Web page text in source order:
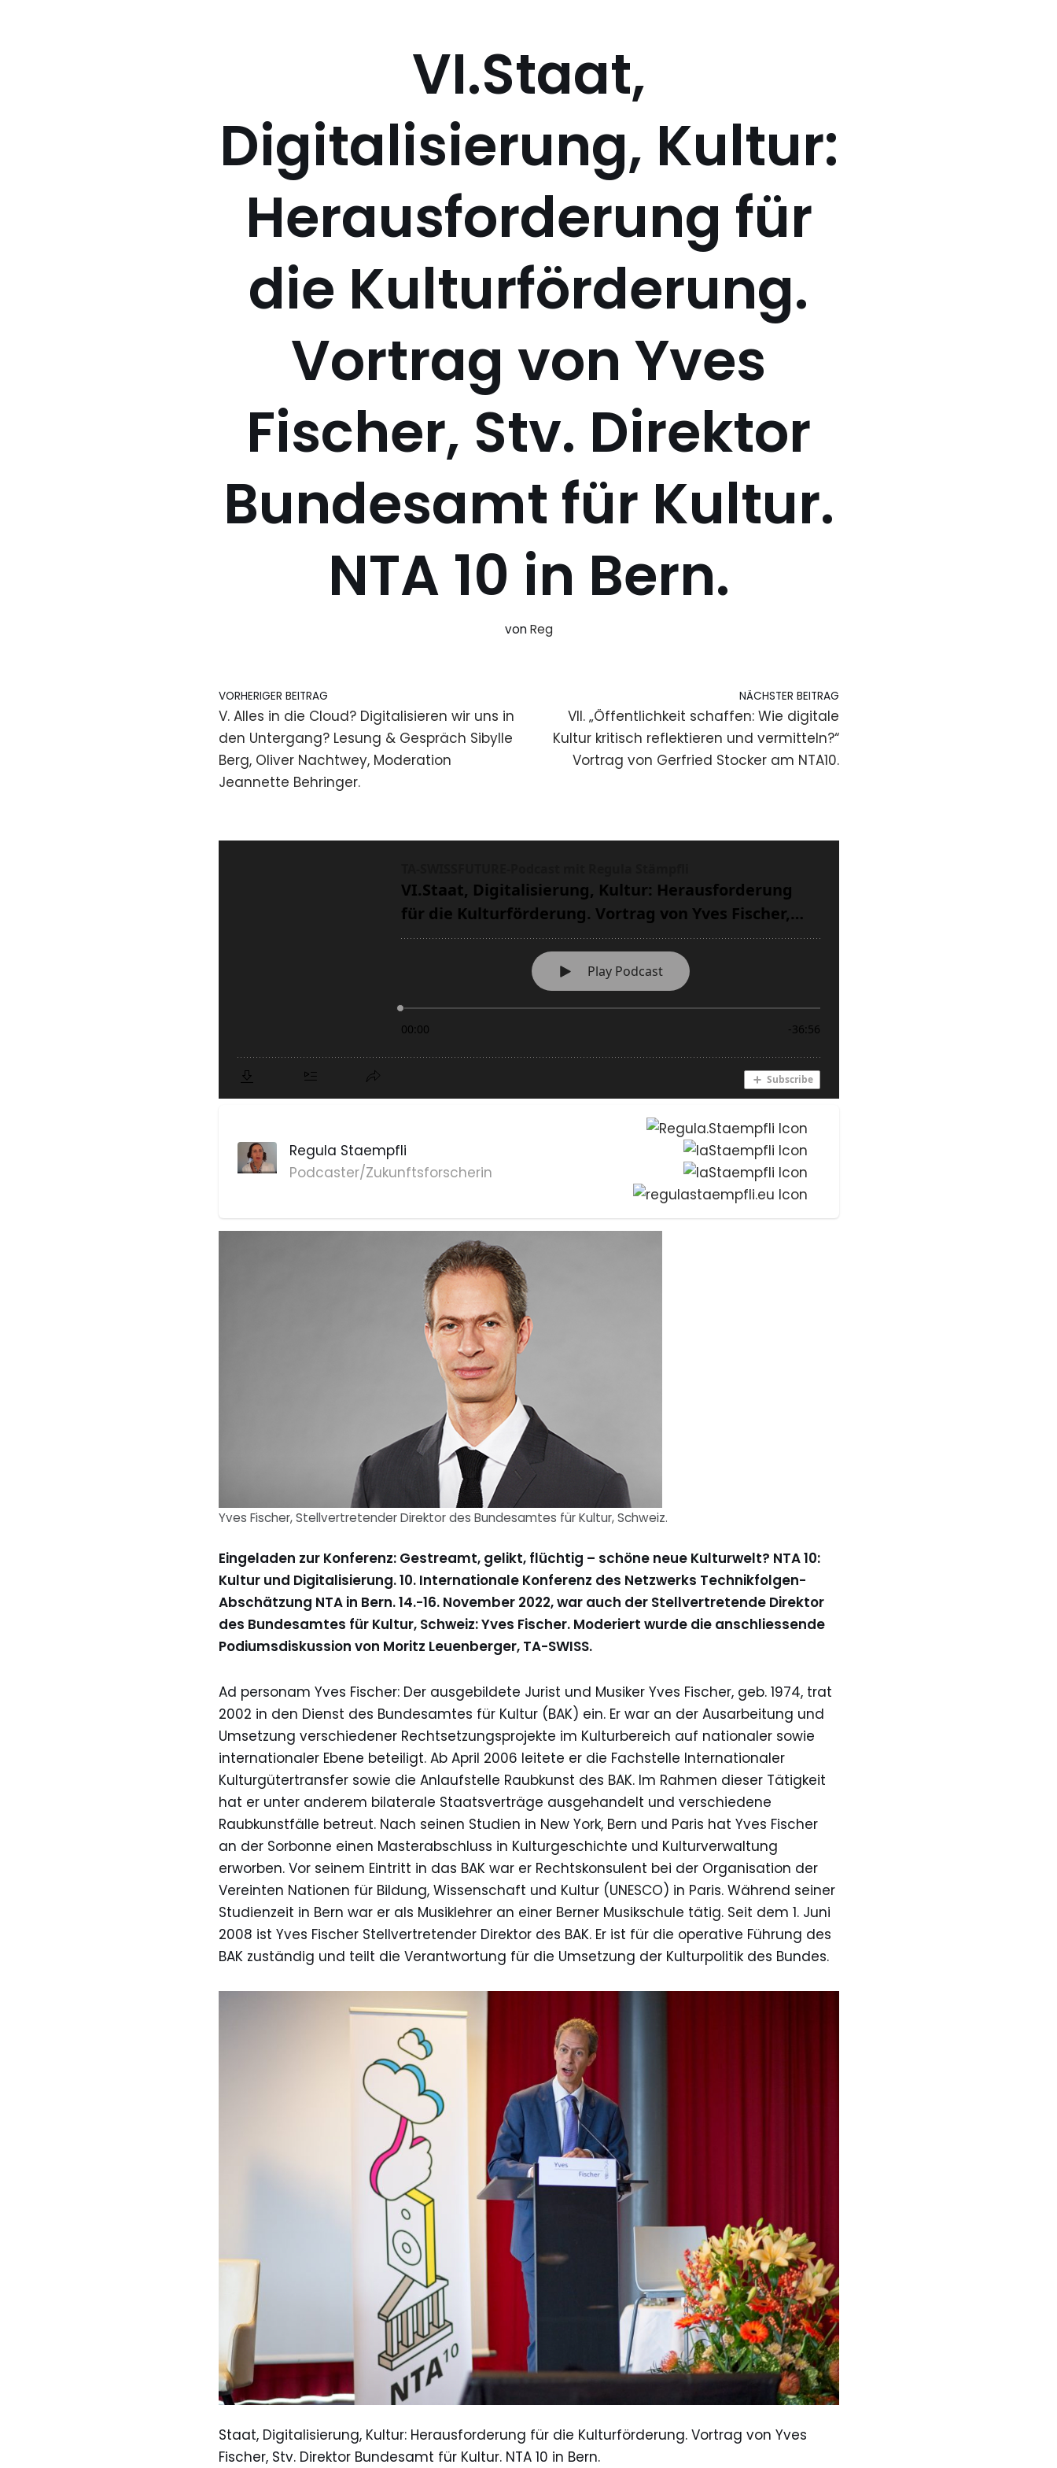
VI.Staat,
Digitalisierung, Kultur:
Herausforderung für
die Kulturförderung.
Vortrag von Yves
Fischer, Stv. Direktor
Bundesamt für Kultur.
NTA 10 in Bern.
vonReg
VORHERIGER BEITRAG
V. Alles in die Cloud? Digitalisieren wir uns in
den Untergang? Lesung & Gespräch Sibylle
Berg, Oliver Nachtwey, Moderation
Jeannette Behringer.
NÄCHSTER BEITRAG
VII. „Öffentlichkeit schaffen: Wie digitale
Kultur kritisch reflektieren und vermitteln?“
Vortrag von Gerfried Stocker am NTA10.
Regula Staempfli
Podcaster/Zukunftsforscherin
Yves Fischer, Stellvertretender Direktor des Bundesamtes für Kultur, Schweiz.
Eingeladen zur Konferenz: Gestreamt, gelikt, flüchtig – schöne neue Kulturwelt? NTA 10:
Kultur und Digitalisierung. 10. Internationale Konferenz des Netzwerks Technikfolgen-
Abschätzung NTA in Bern. 14.-16. November 2022, war auch der Stellvertretende Direktor
des Bundesamtes für Kultur, Schweiz: Yves Fischer. Moderiert wurde die anschliessende
Podiumsdiskussion von Moritz Leuenberger, TA-SWISS.
Ad personam Yves Fischer: Der ausgebildete Jurist und Musiker Yves Fischer, geb. 1974, trat
2002 in den Dienst des Bundesamtes für Kultur (BAK) ein. Er war an der Ausarbeitung und
Umsetzung verschiedener Rechtsetzungsprojekte im Kulturbereich auf nationaler sowie
internationaler Ebene beteiligt. Ab April 2006 leitete er die Fachstelle Internationaler
Kulturgütertransfer sowie die Anlaufstelle Raubkunst des BAK. Im Rahmen dieser Tätigkeit
hat er unter anderem bilaterale Staatsverträge ausgehandelt und verschiedene
Raubkunstfälle betreut. Nach seinen Studien in New York, Bern und Paris hat Yves Fischer
an der Sorbonne einen Masterabschluss in Kulturgeschichte und Kulturverwaltung
erworben. Vor seinem Eintritt in das BAK war er Rechtskonsulent bei der Organisation der
Vereinten Nationen für Bildung, Wissenschaft und Kultur (UNESCO) in Paris. Während seiner
Studienzeit in Bern war er als Musiklehrer an einer Berner Musikschule tätig. Seit dem 1. Juni
2008 ist Yves Fischer Stellvertretender Direktor des BAK. Er ist für die operative Führung des
BAK zuständig und teilt die Verantwortung für die Umsetzung der Kulturpolitik des Bundes.
Staat, Digitalisierung, Kultur: Herausforderung für die Kulturförderung. Vortrag von Yves
Fischer, Stv. Direktor Bundesamt für Kultur. NTA 10 in Bern.